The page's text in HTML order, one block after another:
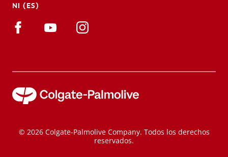
NI (ES)
© 2026 Colgate-Palmolive Company. Todos los derechos
reservados.